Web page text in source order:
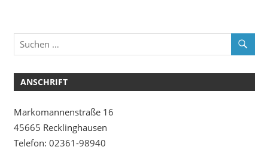
ANSCHRIFT
Markomannenstraße 16
45665 Recklinghausen
Telefon: 02361-98940